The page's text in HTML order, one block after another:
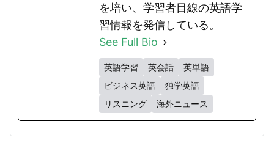
を培い、学習者目線の英語学
習情報を発信している。
See Full Bio
英語学習 英会話
英単語
ビジネス英語
独学英語
リスニング
海外ニュース